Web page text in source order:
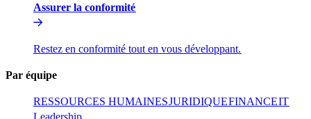
Assurer la conformité​​
Restez en conformité tout en vous développant.​​
Par équipe​​
RESSOURCES HUMAINES​​JURIDIQUE​​FINANCE​​IT​​
Leadership​​